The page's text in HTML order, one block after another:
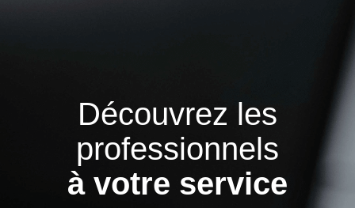
Découvrez les
professionnels
à votre service